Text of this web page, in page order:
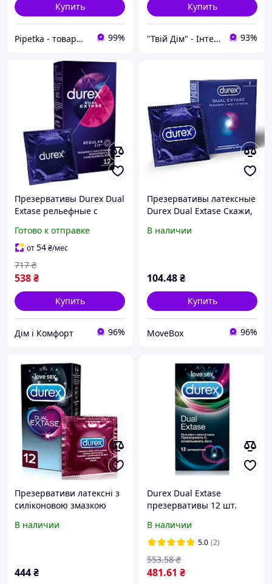
Купить
Pipetka - товары медицинского назначения 99%
Купить
"Твій Дім" - Інтернет-гіпермаркет 93%
Презервативы Durex Dual
Extase рельефные с
продажу!
Готово к отправке
от54₴/мес
538₴
717 ₴
Купить
Дім і Комфорт 96%
Презервативы латексные
Durex Dual Extase Скажи,
рельефные с
В наличии
104.48₴
Купить
MoveBox 96%
Презервативи латексні з
силіконовою змазкою
(рельєфні з анестетиком)
В наличии
444₴
Durex Dual Extase
презервативы 12 шт.
В наличии
5.0 (2)
481.61 ₴
553.58 ₴